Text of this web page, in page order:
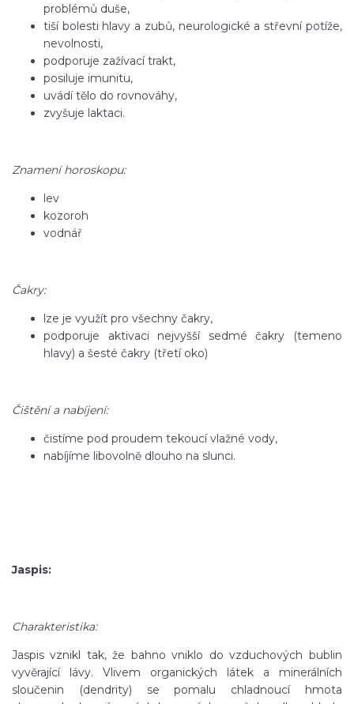
problémů duše,
tiší bolesti hlavy a zubů, neurologické a střevní potíže,
nevolnosti,
podporuje zažívací trakt,
posiluje imunitu,
uvádí tělo do rovnováhy,
zvyšuje laktaci.
Znamení horoskopu:
lev
kozoroh
vodnář
Čakry:
lze je využít pro všechny čakry,
podporuje aktivaci nejvyšší sedmé čakry (temeno
hlavy) a šesté čakry (třetí oko)
Čištění a nabíjení:
čistíme pod proudem tekoucí vlažné vody,
nabíjíme libovolně dlouho na slunci.
Jaspis:
Charakteristika:
Jaspis vznikl tak, že bahno vniklo do vzduchových bublin
vyvěrající lávy. Vlivem organických látek a minerálních
sloučenin (dendrity) se pomalu chladnoucí hmota